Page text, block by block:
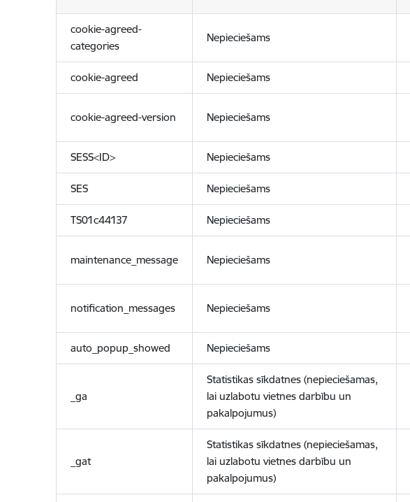
cookie-agreed-
categories
Nepieciešams
cookie-agreed Nepieciešams
cookie-agreed-version Nepieciešams
SESS<ID> Nepieciešams
SES Nepieciešams
TS01c44137 Nepieciešams
maintenance_message Nepieciešams
notification_messages Nepieciešams
auto_popup_showed Nepieciešams
_ga
Statistikas sīkdatnes (nepieciešamas,
lai uzlabotu vietnes darbību un
pakalpojumus)
_gat
Statistikas sīkdatnes (nepieciešamas,
lai uzlabotu vietnes darbību un
pakalpojumus)